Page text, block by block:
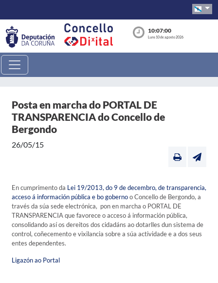
10:07:01
Luns 10 de agosto 2026
Posta en marcha do PORTAL DE
TRANSPARENCIA do Concello de
Bergondo
26/05/15
En cumprimento da Lei 19/2013, do 9 de decembro, de transparencia,
acceso á información pública e bo gobernoo Concello de Bergondo, a
través da súa sede electrónica, pon en marcha o PORTAL DE
TRANSPARENCIA que favorece o acceso á información pública,
consolidando así os dereitos dos cidadáns ao dotarlles dun sistema de
control, coñecemento e vixilancia sobre a súa actividade e a dos seus
entes dependentes.
Ligazón ao Portal